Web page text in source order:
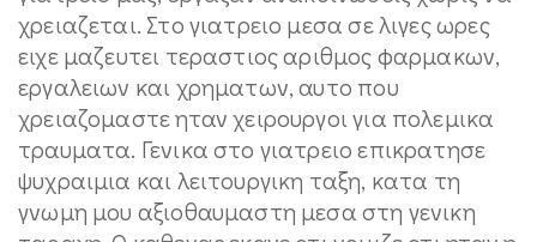
χρειαζεται. Στο γιατρειο μεσα σε λιγες ωρες
ειχε μαζευτει τεραστιος αριθμος φαρμακων,
εργαλειων και χρηματων, αυτο που
χρειαζομαστε ηταν χειρουργοι για πολεμικα
τραυματα. Γενικα στο γιατρειο επικρατησε
ψυχραιμια και λειτουργικη ταξη, κατα τη
γνωμη μου αξιοθαυμαστη μεσα στη γενικη